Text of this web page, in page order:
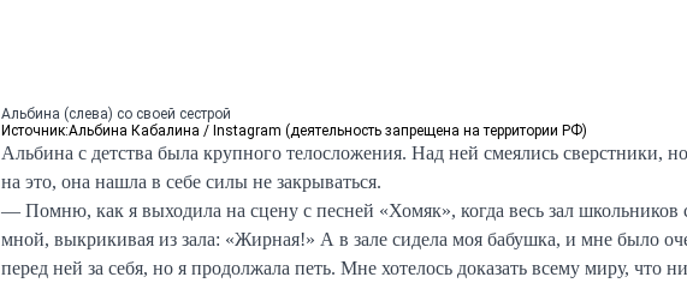
Альбина (слева) со своей сестрой
Источник:Альбина Кабалина / Instagram (деятельность запрещена на территории РФ)
Альбина с детства была крупного телосложения. Над ней смеялись сверстники,
на это, она нашла в себе силы не закрываться.
— Помню, как я выходила на сцену с песней «Хомяк», когда весь зал школьников
мной, выкрикивая из зала: «Жирная!» А в зале сидела моя бабушка, и мне было
перед ней за себя, но я продолжала петь. Мне хотелось доказать всему миру, что